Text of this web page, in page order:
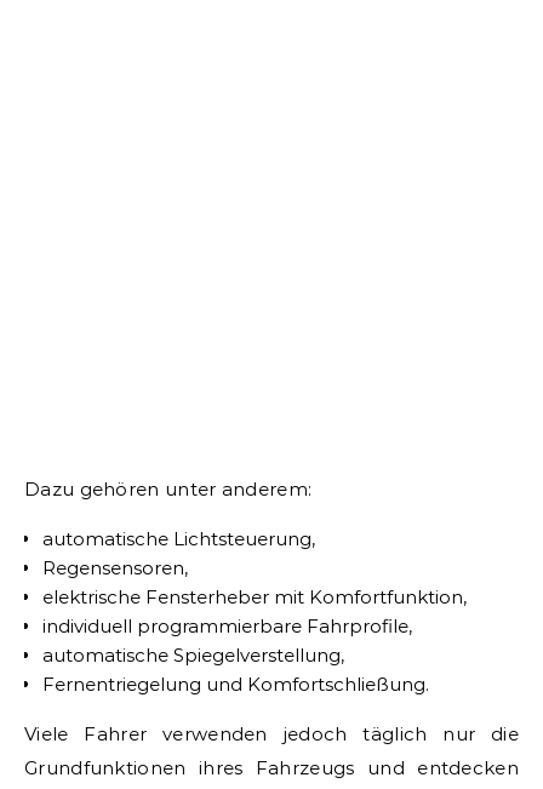
Dazu gehören unter anderem:
automatische Lichtsteuerung,
Regensensoren,
elektrische Fensterheber mit Komfortfunktion,
individuell programmierbare Fahrprofile,
automatische Spiegelverstellung,
Fernentriegelung und Komfortschließung.
Viele Fahrer verwenden jedoch täglich nur die
Grundfunktionen ihres Fahrzeugs und entdecken